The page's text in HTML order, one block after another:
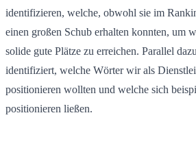
identifizieren, welche, obwohl sie im
einen großen Schub erhalten konnten, um
solide gute Plätze zu erreichen. Parallel
identifiziert, welche Wörter wir als
positionieren wollten und welche sich
positionieren ließen.